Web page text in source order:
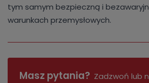
tym samym bezpieczną i
warunkach przemysłowych.
Masz pytania? Zadzwoń lub